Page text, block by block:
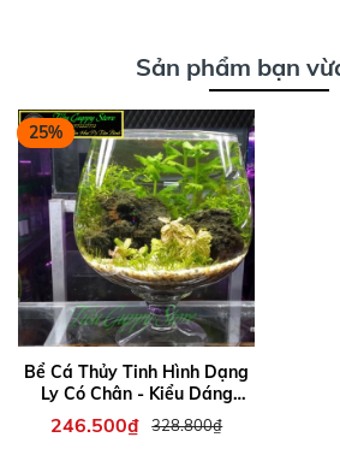
Sản phẩm bạn
25%
Bể Cá Thủy Tinh Hình Dạng
Ly Có Chân - Kiểu Dáng
Đẹp, Tinh Tế, Phù Hợp Trang
Trí
246.500₫ 328.800₫